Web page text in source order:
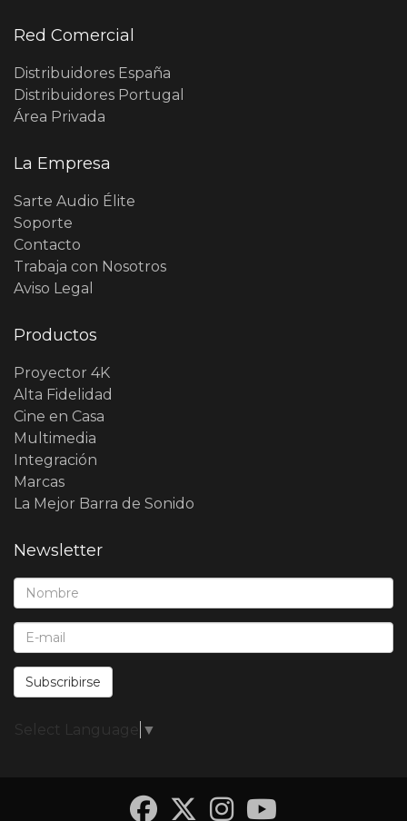
Red Comercial
Distribuidores España
Distribuidores Portugal
Área Privada
La Empresa
Sarte Audio Élite
Soporte
Contacto
Trabaja con Nosotros
Aviso Legal
Productos
Proyector 4K
Alta Fidelidad
Cine en Casa
Multimedia
Integración
Marcas
La Mejor Barra de Sonido
Newsletter
Nombre*:
E-Mail*:
Subscribirse
Select Language ▼
Facebook
Twitter